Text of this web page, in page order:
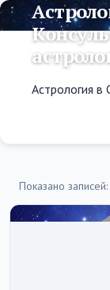
Астрология
Показано записей: